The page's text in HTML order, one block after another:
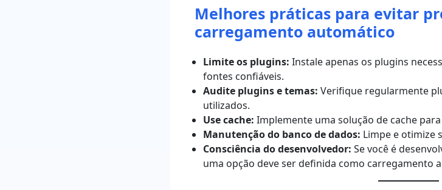
Melhores práticas para evitar
carregamento automático
Limite os plugins: Instale apenas os plugins
fontes confiáveis.
Audite plugins e temas: Verifique regularmente
utilizados.
Use cache: Implemente uma solução de cache
Manutenção do banco de dados: Limpe e otimize
Consciência do desenvolvedor: Se você é
uma opção deve ser definida como carregamento